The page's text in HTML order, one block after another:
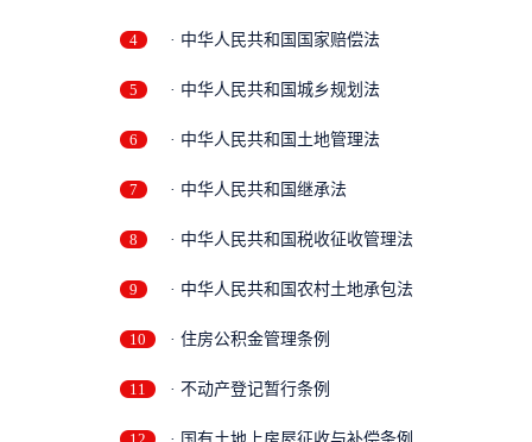
4 · 中华人民共和国国家赔偿法
5 · 中华人民共和国城乡规划法
6 · 中华人民共和国土地管理法
7 · 中华人民共和国继承法
8 · 中华人民共和国税收征收管理法
9 · 中华人民共和国农村土地承包法
10 · 住房公积金管理条例
11 · 不动产登记暂行条例